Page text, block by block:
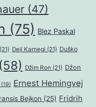
(47)
(75) Blez Paskal
(21) Dejl Karnegi (21) Duško
(58) Džim Ron (21) Džon
(19) Ernest Hemingvej
Bejkon (25) Fridrih